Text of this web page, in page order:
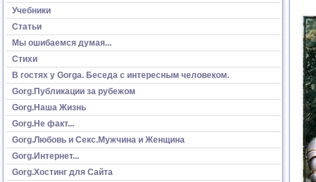
Учебники
Статьи
Мы ошибаемся думая...
Стихи
В гостях у Gorga. Беседа с интересным человеком.
Gorg.Публикации за рубежом
Gorg.Наша Жизнь
Gorg.Не факт...
Gorg.Любовь и Секс.Мужчина и Женщина
Gorg.Интернет...
Gorg.Хостинг для Сайта